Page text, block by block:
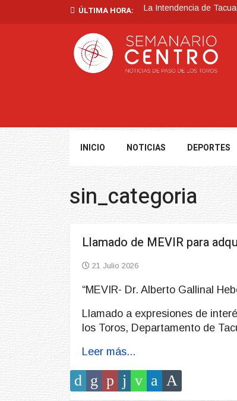
ÚLTIMA HORA:
La Intendencia de
Investigación de
Villa Ansina
Tormentas muy fuertes,
INICIO NOTICIAS DEPORTES
sin_categoria
Llamado de MEVIR para
21 Julio 2026
“MEVIR- Dr. Alberto Gallinal
Llamado a expresiones de
los Toros, Departamento de
Leer más...